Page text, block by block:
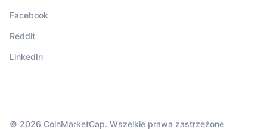
Facebook
Reddit
LinkedIn
© 2026 CoinMarketCap. Wszelkie prawa zastrzeżone